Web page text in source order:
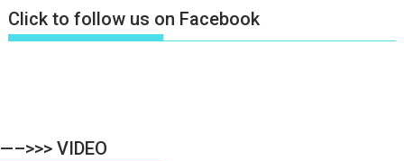
Click to follow us on Facebook
—–>>> VIDEO